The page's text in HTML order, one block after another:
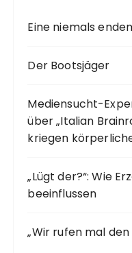
Eine niemals
Der Bootsjäger
Mediensucht-
über „Italian
kriegen
„Lügt der?“: Wie
beeinflussen
„Wir rufen mal den